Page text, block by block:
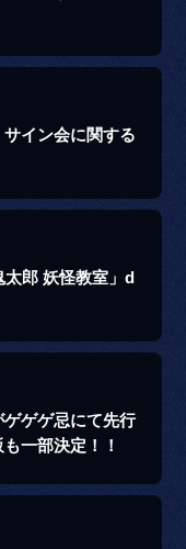
イン会に関する
郎 妖怪教室」d
ゲゲ忌にて先行
一部決定！！